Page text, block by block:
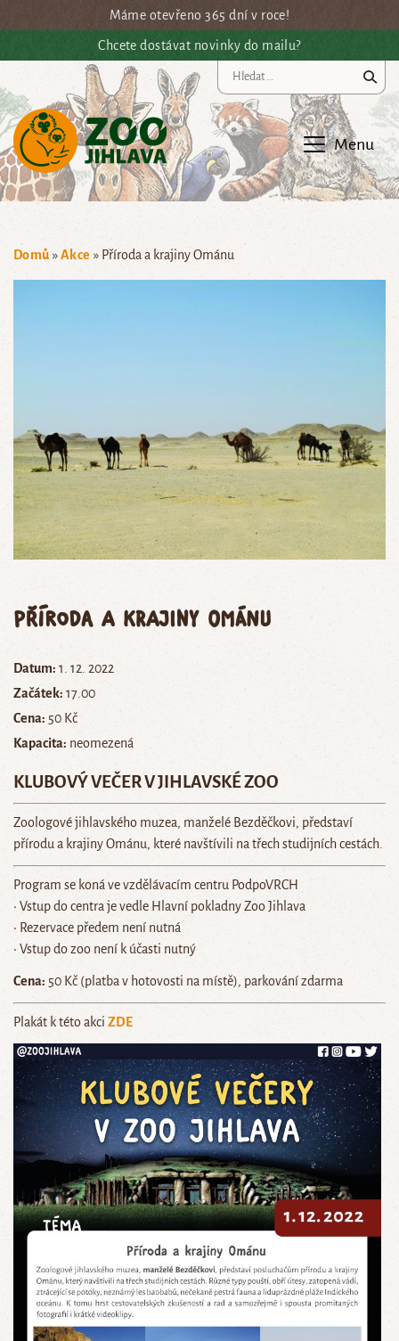
Přejít na hlavní obsahMáme otevřeno 365 dní v roce!
Chcete dostávat novinky do mailu?
Menu
Domů »Akce » Příroda a krajiny Ománu
Příroda a krajiny Ománu
Datum: 1. 12. 2022
Začátek: 17.00
Cena: 50 Kč
Kapacita: neomezená
KLUBOVÝ VEČER V JIHLAVSKÉ ZOO
Zoologové jihlavského muzea, manželé Bezděčkovi, představí
přírodu a krajiny Ománu, které navštívili na třech studijních cestách.
Program se koná ve vzdělávacím centru PodpoVRCH
• Vstup do centra je vedle Hlavní pokladny Zoo Jihlava
• Rezervace předem není nutná
• Vstup do zoo není k účasti nutný
Cena: 50 Kč (platba v hotovosti na místě), parkování zdarma
Plakát k této akci ZDE